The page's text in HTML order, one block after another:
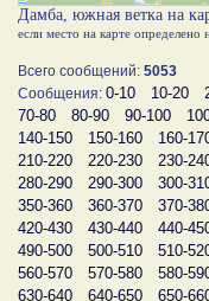
Дамба, южная ветка на
если место на карте определено
Всего сообщений: 5053
Сообщения: 0-10 10-20
70-80
80-90 90-100
140-150
150-160 160-
210-220
220-230 230-
280-290
290-300 300-
350-360
360-370 370-
420-430
430-440 440-
490-500
500-510 510-
560-570
570-580 580-
630-640
640-650 650-